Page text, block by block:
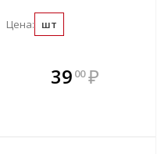
В комплекте
всегда выгоднее!
Цена: шт
39 00 ₽